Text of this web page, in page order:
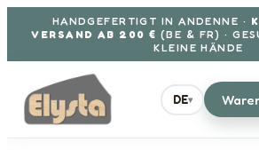
HANDGEFERTIGT IN ANDENNE ·
VERSAND AB 200 € (BE & FR) ·
KLEINE HÄNDE
DE▾